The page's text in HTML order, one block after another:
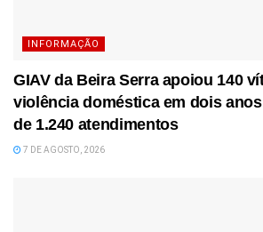
INFORMAÇÃO
GIAV da Beira Serra apoiou 140
violência doméstica em dois
de 1.240 atendimentos
7 DE AGOSTO, 2026